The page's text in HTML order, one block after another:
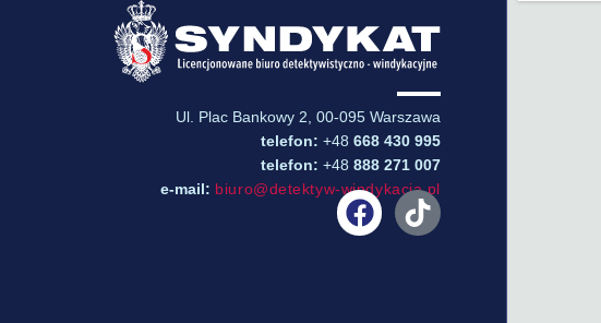
Ul. Plac Bankowy 2, 00-095 Warszawa
telefon: +48 668 430 995
telefon: +48 888 271 007
e-mail: biuro@detektyw-windykacja.pl